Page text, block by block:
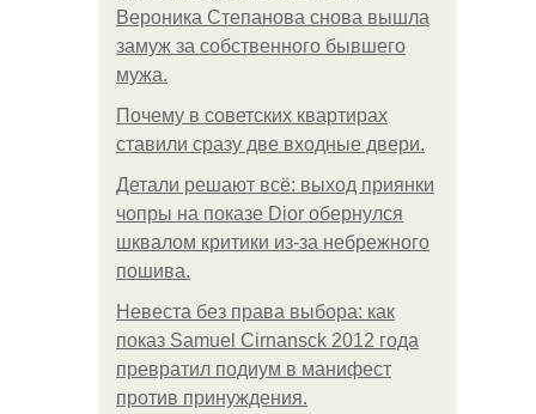
Вероника Степанова снова вышла
замуж за собственного бывшего
мужа.
Почему в советских квартирах
ставили сразу две входные двери.
Детали решают всё: выход приянки
чопры на показе Dior обернулся
шквалом критики из-за небрежного
пошива.
Невеста без права выбора: как
показ Samuel Cirnansck 2012 года
превратил подиум в манифест
против принуждения.